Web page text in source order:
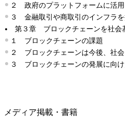
２ 政府のプラットフォームに活用
３ 金融取引や商取引のインフラ
第３章 ブロックチェーンを社会
１ ブロックチェーンの課題
２ ブロックチェーンは今後、社
３ ブロックチェーンの発展に向
メディア掲載・書籍